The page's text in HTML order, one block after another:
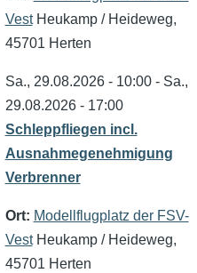
VestHeukamp / Heideweg,
45701 Herten
Sa., 29.08.2026 - 10:00- Sa.,
29.08.2026 - 17:00
Schleppfliegen incl.
Ausnahmegenehmigung
Verbrenner
Ort: Modellflugplatz der FSV-
VestHeukamp / Heideweg,
45701 Herten